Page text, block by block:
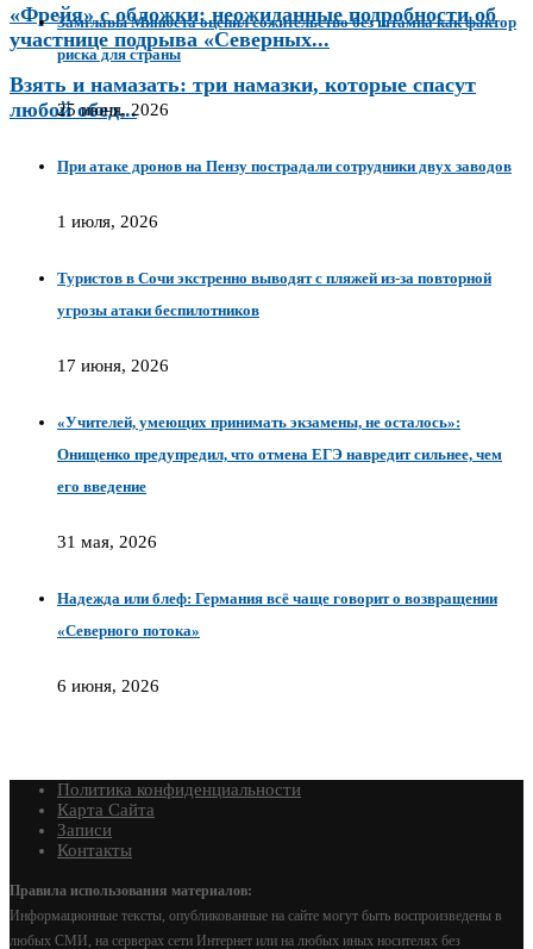
«Фрейя» с обложки: неожиданные подробности об
участнице подрыва «Северных...
Взять и намазать: три намазки, которые спасут
любой обед...
Замглавы Минюста оценил сожительство без штампа как фактор
риска для страны
25 июня, 2026
При атаке дронов на Пензу пострадали сотрудники двух заводов
1 июля, 2026
Туристов в Сочи экстренно выводят с пляжей из-за повторной
угрозы атаки беспилотников
17 июня, 2026
«Учителей, умеющих принимать экзамены, не осталось»:
Онищенко предупредил, что отмена ЕГЭ навредит сильнее, чем
его введение
31 мая, 2026
Надежда или блеф: Германия всё чаще говорит о возвращении
«Северного потока»
6 июня, 2026
Политика конфиденциальности
Карта Сайта
Записи
Контакты
Правила использования материалов:
Информационные тексты, опубликованные на сайте могут быть воспроизведены в
любых СМИ, на серверах сети Интернет или на любых иных носителях без